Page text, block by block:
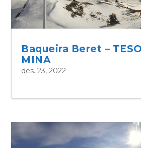
Baqueira Beret –
MINA
des. 23, 2022